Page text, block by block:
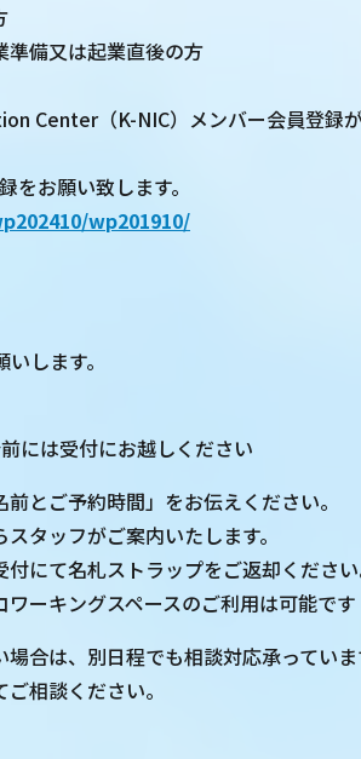
準備又は起業直後の方
Center（K-NIC）メンバー会員登録
お願い致します。
wp201910/
します。
には受付にお越しください
とご予約時間」をお伝えください。
タッフがご案内いたします。
にて名札ストラップをご返却ください
ーキングスペースのご利用は可能です
合は、別日程でも相談対応承っていま
相談ください。